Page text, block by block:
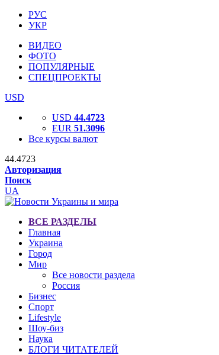
РУС
УКР
ВИДЕО
ФОТО
ПОПУЛЯРНЫЕ
СПЕЦПРОЕКТЫ
USD
USD 44.4723
EUR 51.3096
Все курсы валют
44.4723
Авторизация
Поиск
UA
ВСЕ РАЗДЕЛЫ
Главная
Украина
Город
Мир
Все новости раздела
Россия
Бизнес
Спорт
Lifestyle
Шоу-биз
Наука
БЛОГИ ЧИТАТЕЛЕЙ